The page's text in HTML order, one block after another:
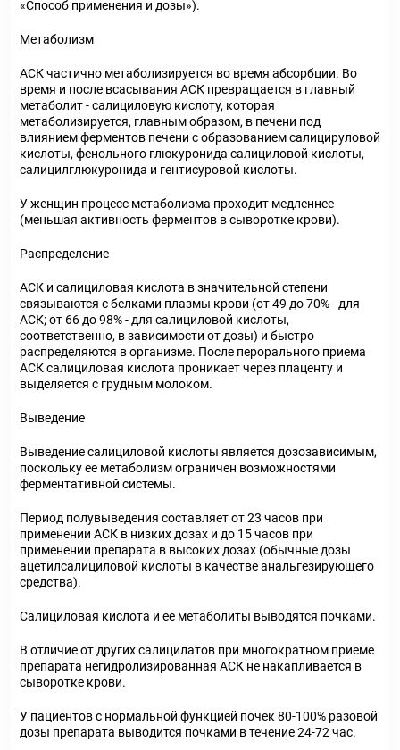
«Способ применения и дозы»).
Метаболизм
АСК частично метаболизируется во время абсорбции. Во
время и после всасывания АСК превращается в главный
метаболит - салициловую кислоту, которая
метаболизируется, главным образом, в печени под
влиянием ферментов печени с образованием салицируловой
кислоты, фенольного глюкуронида салициловой кислоты,
салицилглюкуронида и гентисуровой кислоты.
У женщин процесс метаболизма проходит медленнее
(меньшая активность ферментов в сыворотке крови).
Распределение
АСК и салициловая кислота в значительной степени
связываются с белками плазмы крови (от 49 до 70% - для
АСК; от 66 до 98% - для салициловой кислоты,
соответственно, в зависимости от дозы) и быстро
распределяются в организме. После перорального приема
АСК салициловая кислота проникает через плаценту и
выделяется с грудным молоком.
Выведение
Выведение салициловой кислоты является дозозависимым,
поскольку ее метаболизм ограничен возможностями
ферментативной системы.
Период полувыведения составляет от 2­3 часов при
применении АСК в низких дозах и до 15 часов при
применении препарата в высоких дозах (обычные дозы
ацетилсалициловой кислоты в качестве анальгезирующего
средства).
Салициловая кислота и ее метаболиты выводятся почками.
В отличие от других салицилатов при многократном приеме
препарата негидролизированная АСК не накапливается в
сыворотке крови.
У пациентов с нормальной функцией почек 80-100% разовой
дозы препарата выводится почками в течение 24-72 час.